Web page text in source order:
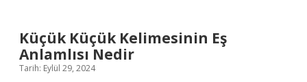
Küçük Küçük Kelimesinin Eş
Anlamlısı Nedir
Tarih: Eylül 29, 2024